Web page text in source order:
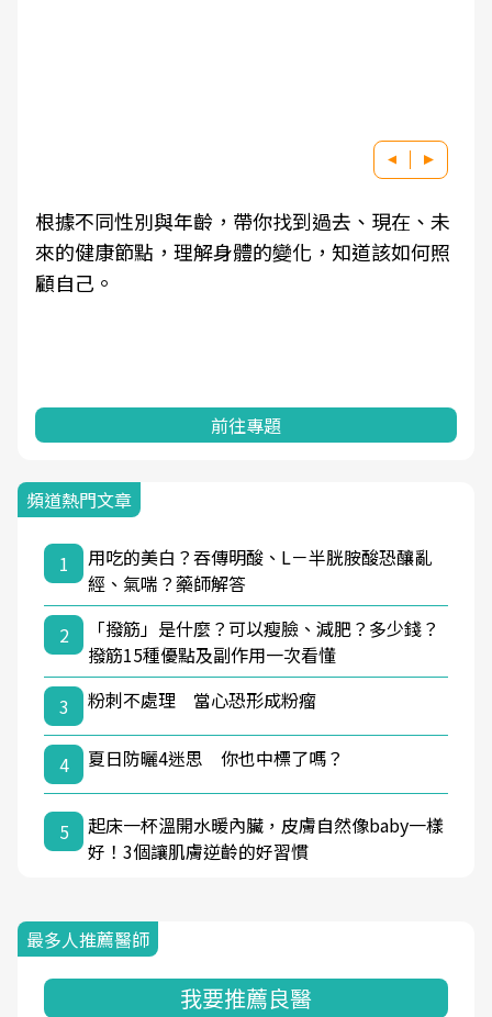
根據不同性別與年齡，帶你找到過去、現在、未
來的健康節點，理解身體的變化，知道該如何照
顧自己。
前往專題
頻道熱門文章
1
用吃的美白？吞傳明酸、L－半胱胺酸恐釀亂
經、氣喘？藥師解答
2
「撥筋」是什麼？可以瘦臉、減肥？多少錢？
撥筋15種優點及副作用一次看懂
3
粉刺不處理 當心恐形成粉瘤
4 夏日防曬4迷思 你也中標了嗎？
5
起床一杯溫開水暖內臟，皮膚自然像baby一樣
好！3個讓肌膚逆齡的好習慣
最多人推薦醫師
我要推薦良醫